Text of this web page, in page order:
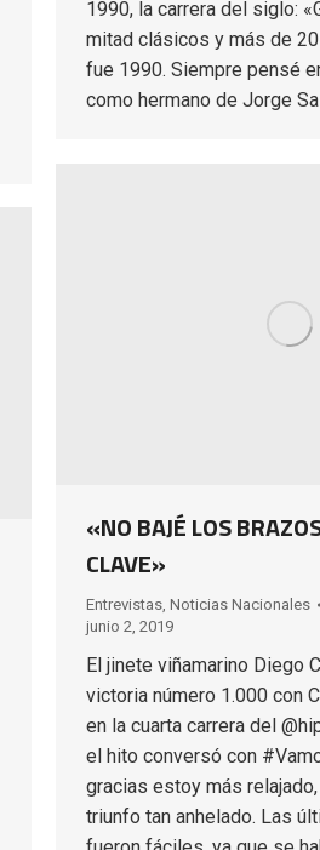
1990, la carrera del siglo:
mitad clásicos y más de
fue 1990. Siempre pensé
como hermano de Jorge
«NO BAJÉ LOS
CLAVE»
Entrevistas, Noticias Nacionales
junio 2, 2019
El jinete viñamarino Diego
victoria número 1.000 con
en la cuarta carrera del
el hito conversó con
gracias estoy más
triunfo tan anhelado. Las